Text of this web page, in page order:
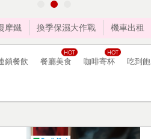
摩鐵 換季保濕大作戰 機車出租
鎖餐飲 餐廳美食 咖啡寄杯 吃到飽